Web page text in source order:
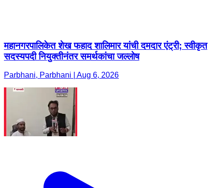
महानगरपालिकेत शेख फहाद शालिमार यांची दमदार एंट्री; स्वीकृत
सदस्यपदी नियुक्तीनंतर समर्थकांचा जल्लोष
Parbhani, Parbhani | Aug 6, 2026